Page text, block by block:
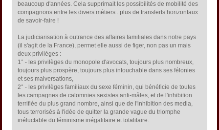
beaucoup d'années. Cela supprimait les possibilités de mobilité des
compagnons entre les divers métiers : plus de transferts horizontaux
de savoir-faire !
La judiciarisation à outrance des affaires familiales dans notre pays
(il s'agit de la France), permet elle aussi de figer, non pas un mais
deux privilèges :
1° - les privilèges du monopole d'avocats, toujours plus nombreux,
toujours plus prospère, toujours plus intouchable dans ses félonies
et ses malversations,
2° - les privilèges familiaux du sexe féminin, qui bénéficie de toutes
les campagnes de calomnies sexistes anti-mâles, et de l'inhibition
terrifiée du plus grand nombre, ainsi que de l'inhibition des media,
tous terrorisés à l'idée de quitter la grande vague du triomphe
inéluctable du féminisme inégalitaire et totalitaire.